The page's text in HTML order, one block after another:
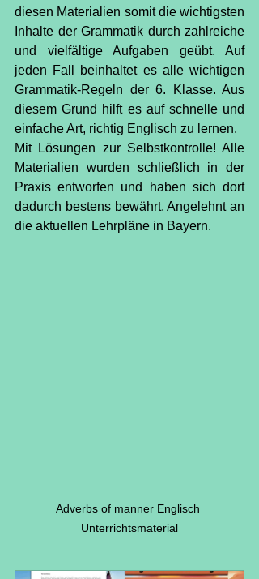
diesen Materialien somit die wichtigsten
Inhalte der Grammatik durch zahlreiche
und vielfältige Aufgaben geübt. Auf
jeden Fall beinhaltet es alle wichtigen
Grammatik-Regeln der 6. Klasse. Aus
diesem Grund hilft es auf schnelle und
einfache Art, richtig Englisch zu lernen.
Mit Lösungen zur Selbstkontrolle! Alle
Materialien wurden schließlich in der
Praxis entworfen und haben sich dort
dadurch bestens bewährt. Angelehnt an
die aktuellen Lehrpläne in Bayern.
Adverbs of manner Englisch
Unterrichtsmaterial